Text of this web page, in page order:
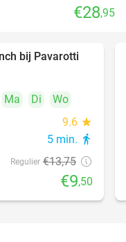
€28,95
31%
bij Pavarotti
Ma Di
Wo
9.6 star
5 min. directions_walk
Regulier €13,75
€9,50